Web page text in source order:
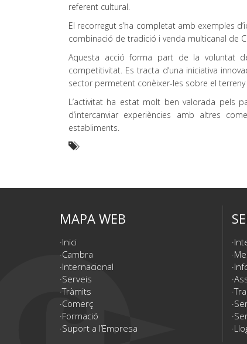
referent cultural.
El recorregut s’ha completat amb exemples
combinació de tradició i venda multicanal de
Aquesta acció forma part de la voluntat
competitivitat. Es tracta d’una iniciativa
sector permetent conèixer-les sobre el
L’activitat ha estat molt ben valorada pels
d’intercanviar experiències amb altres
establiments.
MAPA WEB
Inici
Cambra
Internacional
Serveis
Tràmits
Comerç
Formació
Suport a l’Empresa